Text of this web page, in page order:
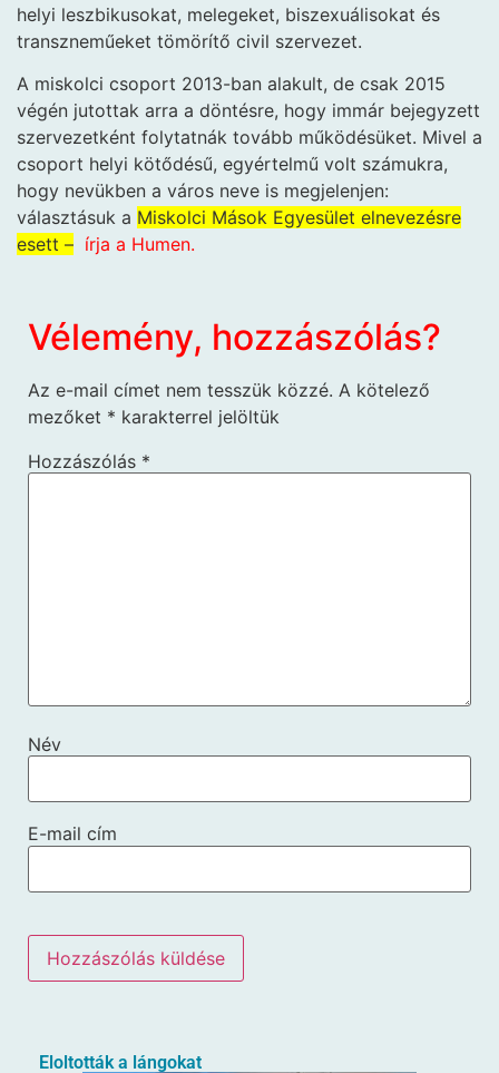
helyi leszbikusokat, melegeket, biszexuálisokat és
transzneműeket tömörítő civil szervezet.
A miskolci csoport 2013-ban alakult, de csak 2015
végén jutottak arra a döntésre, hogy immár bejegyzett
szervezetként folytatnák tovább működésüket. Mivel a
csoport helyi kötődésű, egyértelmű volt számukra,
hogy nevükben a város neve is megjelenjen:
választásuk a Miskolci Mások Egyesület elnevezésre
esett – írja a Humen.
Vélemény, hozzászólás?
Az e-mail címet nem tesszük közzé. A kötelező
mezőket * karakterrel jelöltük
Hozzászólás *
Név
E-mail cím
Eloltották a lángokat